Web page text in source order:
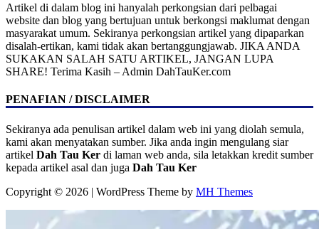
Artikel di dalam blog ini hanyalah perkongsian dari pelbagai
website dan blog yang bertujuan untuk berkongsi maklumat dengan
masyarakat umum. Sekiranya perkongsian artikel yang dipaparkan
disalah-ertikan, kami tidak akan bertanggungjawab. JIKA ANDA
SUKAKAN SALAH SATU ARTIKEL, JANGAN LUPA
SHARE! Terima Kasih – Admin DahTauKer.com
PENAFIAN / DISCLAIMER
Sekiranya ada penulisan artikel dalam web ini yang diolah semula,
kami akan menyatakan sumber. Jika anda ingin mengulang siar
artikel Dah Tau Ker di laman web anda, sila letakkan kredit sumber
kepada artikel asal dan juga Dah Tau Ker
Copyright © 2026 | WordPress Theme by MH Themes